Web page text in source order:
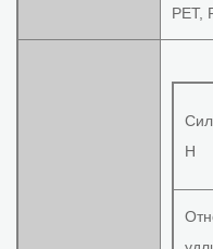
PET,
Н